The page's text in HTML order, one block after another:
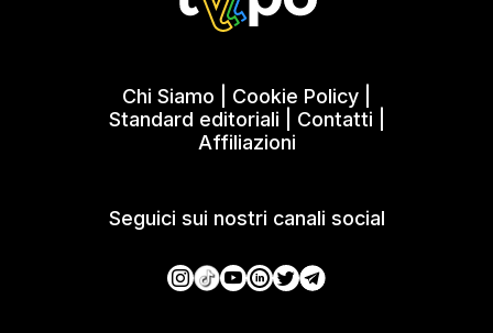
Chi Siamo Cookie Policy
Standard editoriali
Contatti
Affiliazioni
Seguici sui nostri canali social